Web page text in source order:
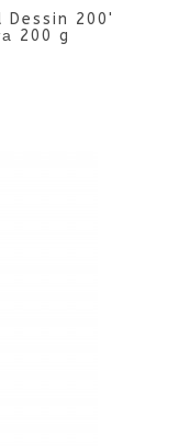
200'
200 g